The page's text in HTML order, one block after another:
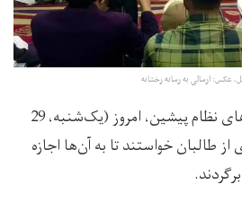
عکس: ارسالی به رسانه رخشانه
شماری از قاضی‌های نظام پیشین، امروز (یک‌شنبه، 29
خواستند تا به آن‌ها اجازه